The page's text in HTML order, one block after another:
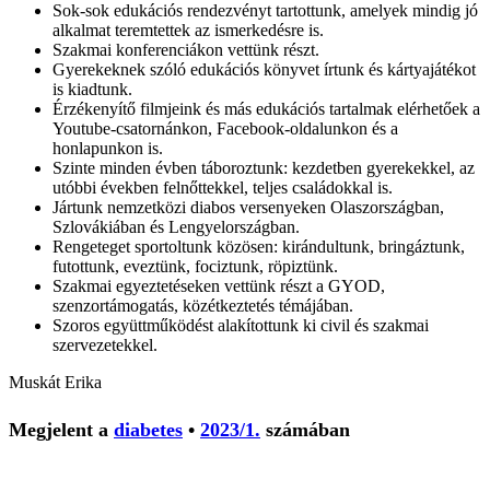
Sok-sok edukációs rendezvényt tartottunk, amelyek mindig jó
alkalmat teremtettek az ismerkedésre is.
Szakmai konferenciákon vettünk részt.
Gyerekeknek szóló edukációs könyvet írtunk és kártyajátékot
is kiadtunk.
Érzékenyítő filmjeink és más edukációs tartalmak elérhetőek a
Youtube-csatornánkon, Facebook-oldalunkon és a
honlapunkon is.
Szinte minden évben táboroztunk: kezdetben gyerekekkel, az
utóbbi években felnőttekkel, teljes családokkal is.
Jártunk nemzetközi diabos versenyeken Olaszországban,
Szlovákiában és Lengyelországban.
Rengeteget sportoltunk közösen: kirándultunk, bringáztunk,
futottunk, eveztünk, fociztunk, röpiztünk.
Szakmai egyeztetéseken vettünk részt a GYOD,
szenzortámogatás, közétkeztetés témájában.
Szoros együttműködést alakítottunk ki civil és szakmai
szervezetekkel.
Muskát Erika
Megjelent a diabetes • 2023/1. számában